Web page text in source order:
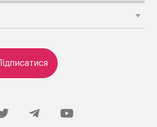
Підписатися